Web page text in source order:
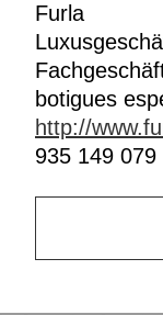
Furla
botigues
http://
935 149 079